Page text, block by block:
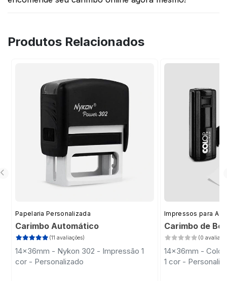
Produtos Relacionados
Papelaria Personalizada
Carimbo Automático
(11 avaliações)
14x36mm - Nykon 302 - Impressão 1
cor - Personalizado
Impressos para
Carimbo de
(0
14x36mm -
1 cor -